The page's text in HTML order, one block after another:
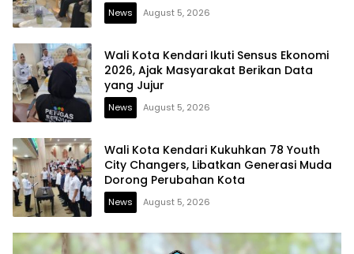
News August 5, 2026
Wali Kota Kendari Ikuti Sensus Ekonomi
2026, Ajak Masyarakat Berikan Data
yang Jujur
News August 5, 2026
Wali Kota Kendari Kukuhkan 78 Youth
City Changers, Libatkan Generasi Muda
Dorong Perubahan Kota
News August 5, 2026